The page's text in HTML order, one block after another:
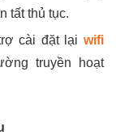
tất thủ tục.
cài đặt lại wifi
truyền hoạt